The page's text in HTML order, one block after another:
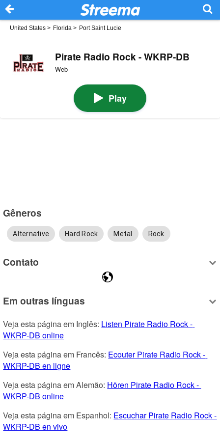
United States > Florida > Port Saint Lucie
Pirate Radio Rock - WKRP-DB
Web
Play
Gêneros
Alternative Hard Rock Metal Rock
Contato
Em outras línguas
Veja esta página em Inglês: Listen Pirate Radio Rock -
WKRP-DB online
Veja esta página em Francês: Ecouter Pirate Radio Rock -
WKRP-DB en ligne
Veja esta página em Alemão: Hören Pirate Radio Rock -
WKRP-DB online
Veja esta página em Espanhol: Escuchar Pirate Radio Rock -
WKRP-DB en vivo